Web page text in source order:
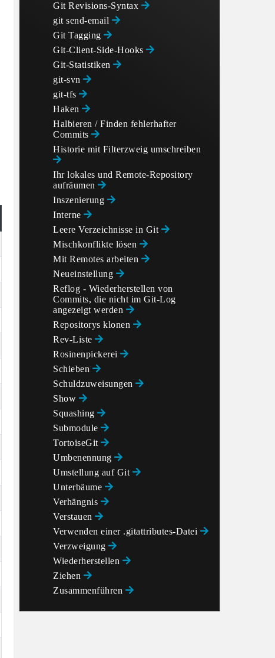
Git Revisions-Syntax
git send-email
Git Tagging
Git-Client-Side-Hooks
Git-Statistiken
git-svn
git-tfs
Haken
Halbieren / Finden fehlerhafter
Commits
Historie mit Filterzweig umschreiben
Ihr lokales und Remote-Repository
aufräumen
Inszenierung
Interne
Leere Verzeichnisse in Git
Mischkonflikte lösen
Mit Remotes arbeiten
Neueinstellung
Reflog - Wiederherstellen von
Commits, die nicht im Git-Log
angezeigt werden
Repositorys klonen
Rev-Liste
Rosinenpickerei
Schieben
Schuldzuweisungen
Show
Squashing
Submodule
TortoiseGit
Umbenennung
Umstellung auf Git
Unterbäume
Verhängnis
Verstauen
Verwenden einer .gitattributes-Datei
Verzweigung
Wiederherstellen
Ziehen
Zusammenführen